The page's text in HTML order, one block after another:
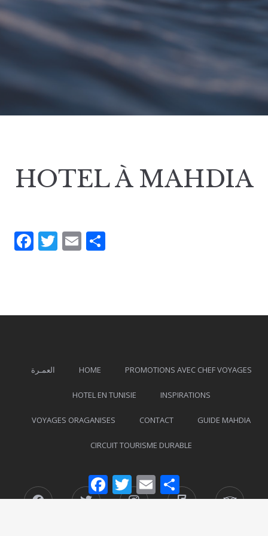
HOTEL À MAHDIA
Facebook
Twitter
Email
العمـرة HOME PROMOTIONS AVEC CHEF VOYAGES
HOTEL EN TUNISIE INSPIRATIONS
VOYAGES ORAGANISES CONTACT GUIDE MAHDIA
CIRCUIT TOURISME DURABLE
Facebook Twitter InstagramFoursquare
Facebook
TwitterEmail